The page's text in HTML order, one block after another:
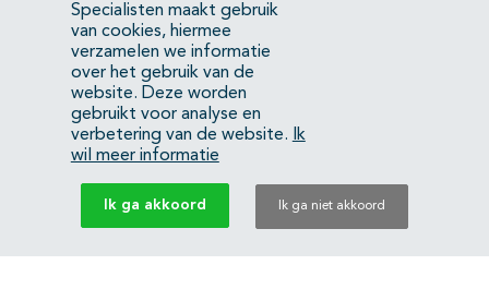
(088) 505 34 34
info@richtlijnendatabase.nl
YouTubeLinkedIn
KvK Federatie Medisch Specialisten:40483480
Privacyverklaring
Specialisten maakt gebruik
van cookies, hiermee
verzamelen we informatie
over het gebruik van de
website. Deze worden
gebruikt voor analyse en
verbetering van de website.
Ik
wil meer informatie
Ik ga akkoord Ik ga niet akkoord